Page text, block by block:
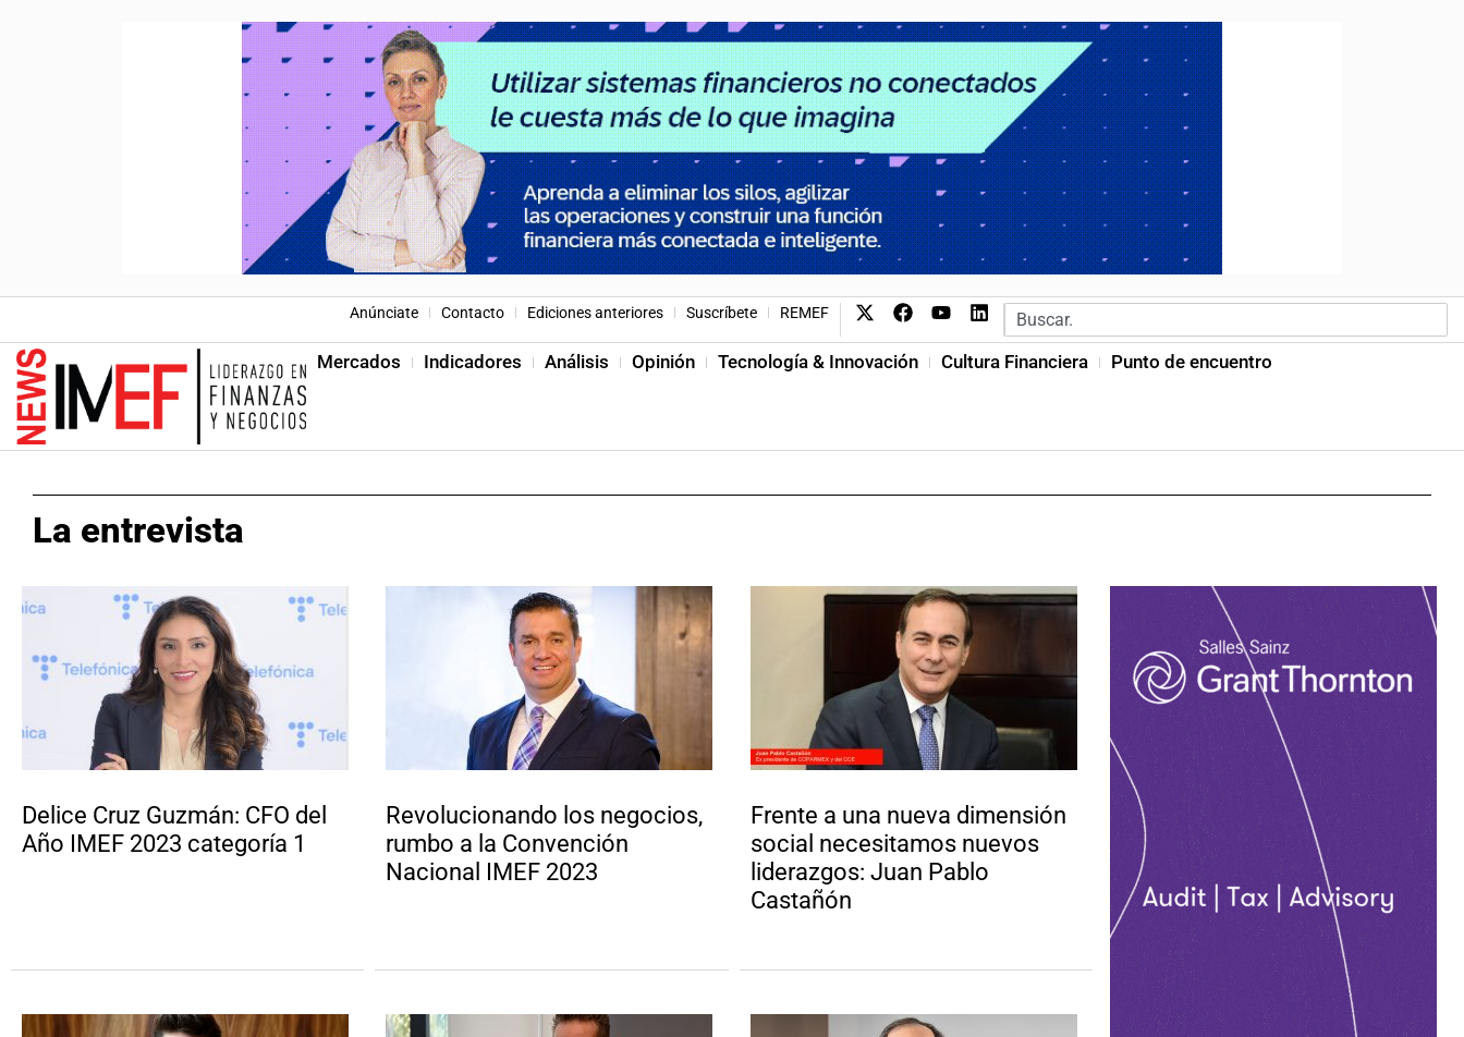
Anúnciate Contacto Ediciones anteriores Suscríbete REMEF
Mercados Indicadores Análisis Opinión Tecnología & Innovación Cultura Financiera Punto de encuentro
La entrevista
Delice Cruz Guzmán: CFO del
Año IMEF 2023 categoría 1
Revolucionando los negocios,
rumbo a la Convención
Nacional IMEF 2023
Frente a una nueva dimensión
social necesitamos nuevos
liderazgos: Juan Pablo
Castañón